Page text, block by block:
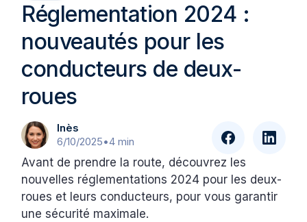
Réglementation 2024 :
nouveautés pour les
conducteurs de deux-
roues
Inès
6/10/2025•4 min
Avant de prendre la route, découvrez les
nouvelles réglementations 2024 pour les deux-
roues et leurs conducteurs, pour vous garantir
une sécurité maximale.